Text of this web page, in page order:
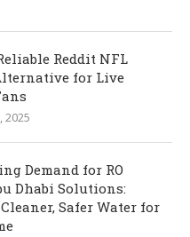
Reddit NFL
for Live
2025
Demand for RO
Dhabi Solutions:
Safer Water for